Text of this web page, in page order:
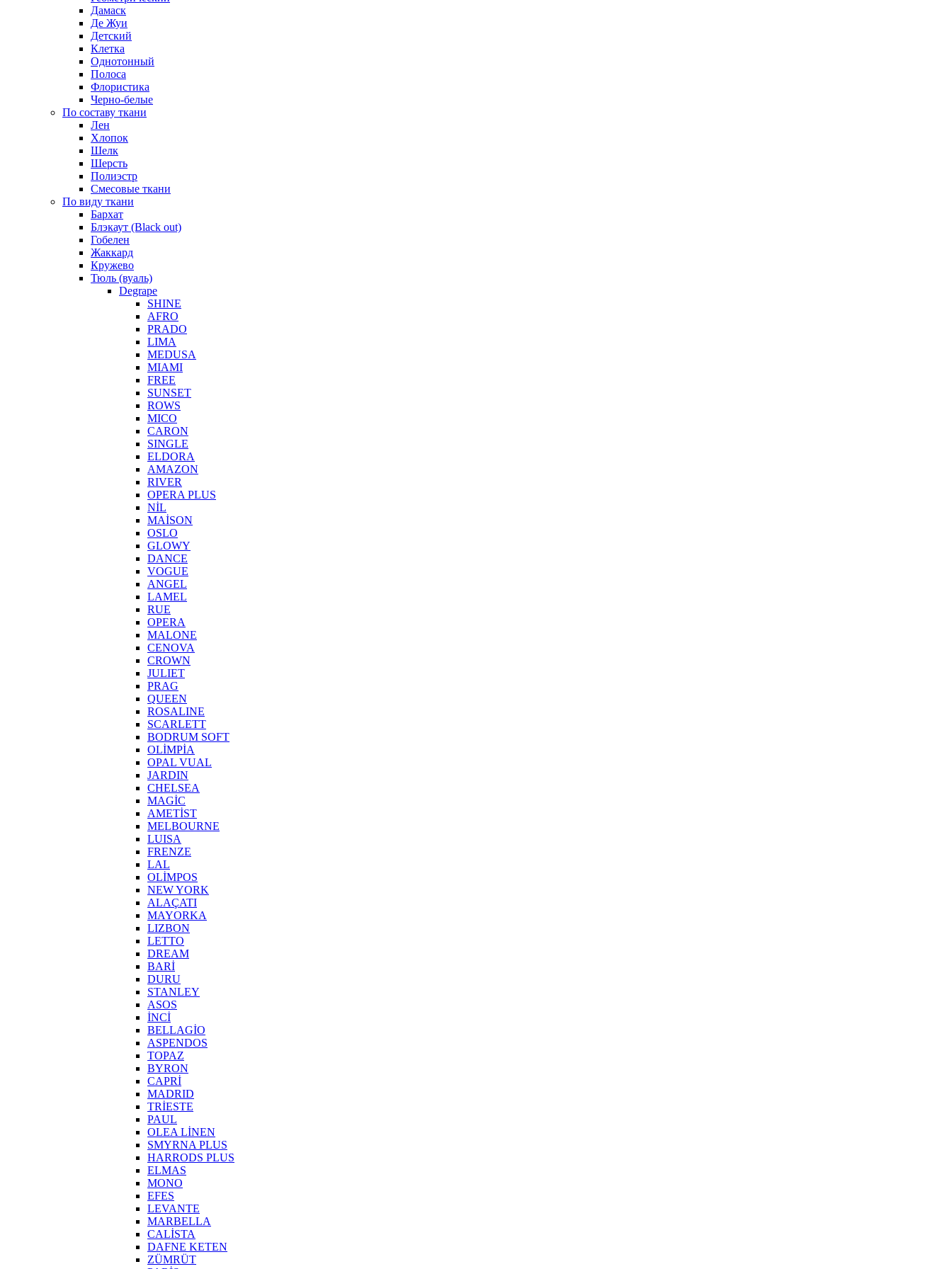
Дамаск
Де Жуи
Детский
Клетка
Однотонный
Полоса
Флористика
Черно-белые
По составу ткани
Лен
Хлопок
Шелк
Шерсть
Полиэстр
Смесовые ткани
По виду ткани
Бархат
Блэкаут (Black out)
Гобелен
Жаккард
Кружево
Тюль (вуаль)
Degrape
SHINE
AFRO
PRADO
LIMA
MEDUSA
MIAMI
FREE
SUNSET
ROWS
MICO
CARON
SINGLE
ELDORA
AMAZON
RIVER
OPERA PLUS
NİL
MAİSON
OSLO
GLOWY
DANCE
VOGUE
ANGEL
LAMEL
RUE
OPERA
MALONE
CENOVA
CROWN
JULIET
PRAG
QUEEN
ROSALINE
SCARLETT
BODRUM SOFT
OLİMPİA
OPAL VUAL
JARDIN
CHELSEA
MAGİC
AMETİST
MELBOURNE
LUISA
FRENZE
LAL
OLİMPOS
NEW YORK
ALAÇATI
MAYORKA
LIZBON
LETTO
DREAM
BARİ
DURU
STANLEY
ASOS
İNCİ
BELLAGİO
ASPENDOS
TOPAZ
BYRON
CAPRİ
MADRID
TRİESTE
PAUL
OLEA LİNEN
SMYRNA PLUS
HARRODS PLUS
ELMAS
MONO
EFES
LEVANTE
MARBELLA
CALİSTA
DAFNE KETEN
ZÜMRÜT